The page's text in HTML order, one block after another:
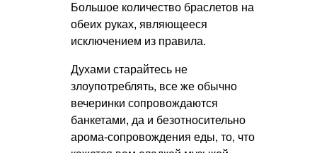
Большое количество браслетов на
обеих руках, являющееся
исключением из правила.
Духами старайтесь не
злоупотреблять, все же обычно
вечеринки сопровождаются
банкетами, да и безотносительно
арома-сопровождения еды, то, что